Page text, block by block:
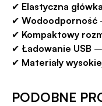
✔ Elastyczna główka
✔ Wodoodporność
✔ Kompaktowy
✔ Ładowanie USB –
✔ Materiały
PODOBNE